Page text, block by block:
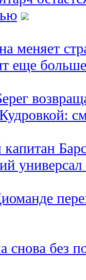
меняет
еще
снова без